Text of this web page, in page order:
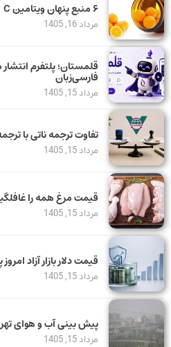
۶ منبع پنهان ویتامین C
مرداد 16, 1405
قلمستان؛ پلتفرم
فارسی‌زبان
مرداد 15, 1405
تفاوت ترجمه ناتی با
مرداد 15, 1405
قیمت مرغ همه را
مرداد 15, 1405
قیمت دلار بازار آزاد امروز پنجشنبه ۱۵
مرداد 15, 1405
پیش بینی آب و هوای تهران ۱۵
مرداد 15, 1405